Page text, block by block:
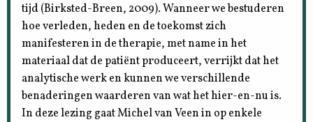
tijd (Birksted-Breen, 2009). Wanneer we bestuderen
hoe verleden, heden en de toekomst zich
manifesteren in de therapie, met name in het
materiaal dat de patiënt produceert, verrijkt dat het
analytische werk en kunnen we verschillende
benaderingen waarderen van wat het hier-en-nu is.
In deze lezing gaat Michel van Veen in op enkele